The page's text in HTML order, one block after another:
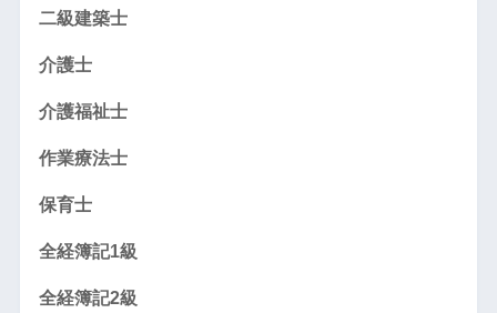
二級建築士
介護士
介護福祉士
作業療法士
保育士
全経簿記1級
全経簿記2級